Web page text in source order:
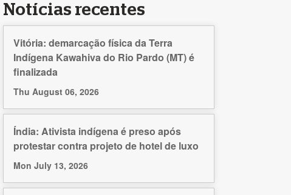
Notícias recentes
Vitória: demarcação física da Terra
Indígena Kawahiva do Rio Pardo (MT) é
finalizada
Thu August 06, 2026
Índia: Ativista indígena é preso após
protestar contra projeto de hotel de luxo
Mon July 13, 2026